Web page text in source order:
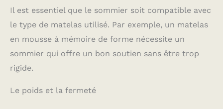
compact. Idéal pour les
chambres adultes, ce lit
electrique est à la fois
pratique et stylé,
espaces et tous les
Il est essentiel que le sommier soit compatible avec
le type de matelas utilisé. Par exemple, un matelas
en mousse à mémoire de forme nécessite un
sommier qui offre un bon soutien sans être trop
rigide.
Le poids et la fermeté